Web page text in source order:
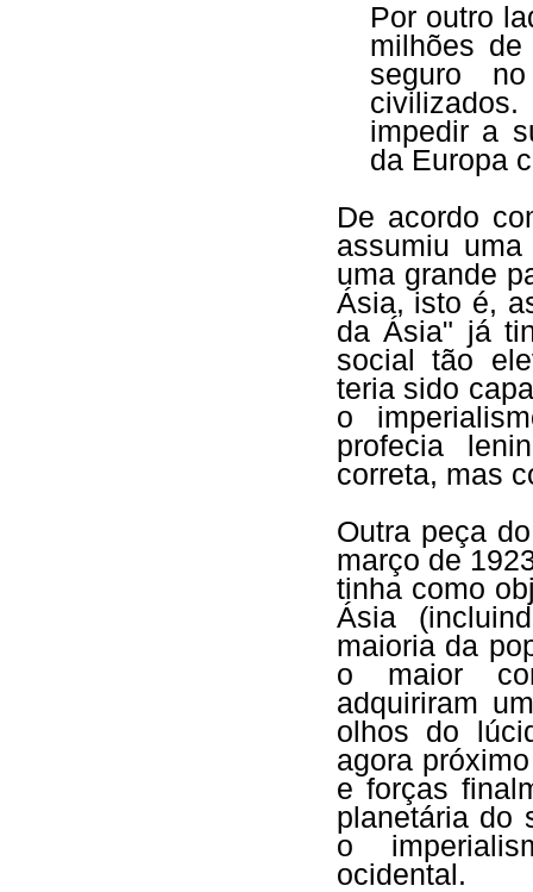
Por outro
milhões
seguro
impedir a
da Europa
De acordo
assumiu
uma grande
Ásia, isto é,
da Ásia" já
social tão
teria sido
o
profecia
correta, mas
Outra peça
março de
tinha como
Ásia
maioria da
o maior
adquiriram
olhos do
agora
e forças
planetária do
o
ocidental.